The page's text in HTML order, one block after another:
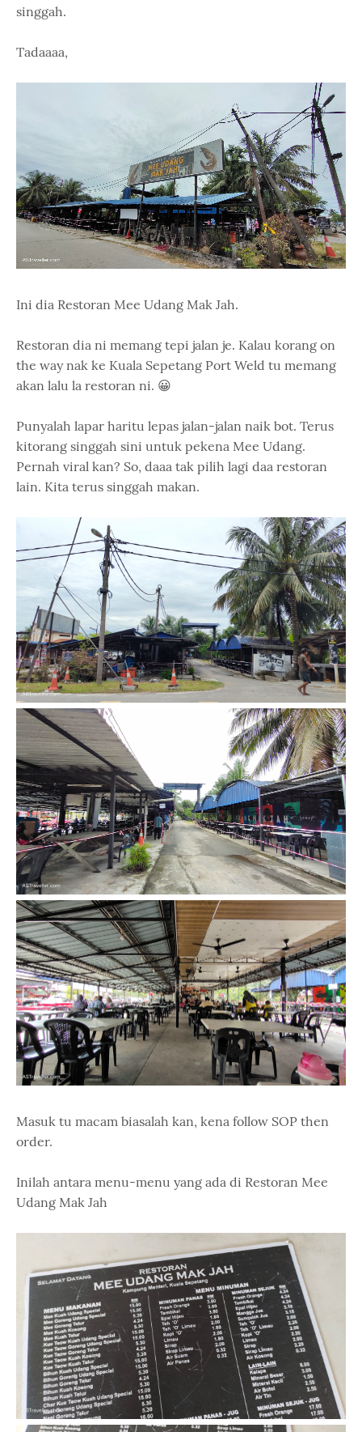
singgah.
Tadaaaa,
Ini dia Restoran Mee Udang Mak Jah.
Restoran dia ni memang tepi jalan je. Kalau korang on
the way nak ke Kuala Sepetang Port Weld tu memang
akan lalu la restoran ni. 😀
Punyalah lapar haritu lepas jalan-jalan naik bot. Terus
kitorang singgah sini untuk pekena Mee Udang.
Pernah viral kan? So, daaa tak pilih lagi daa restoran
lain. Kita terus singgah makan.
Masuk tu macam biasalah kan, kena follow SOP then
order.
Inilah antara menu-menu yang ada di Restoran Mee
Udang Mak Jah